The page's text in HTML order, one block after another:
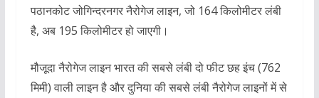
पठानकोट जोगिन्दरनगर नैरोगेज लाइन, जो 164 किलोमीटर लंबी
है, अब 195 किलोमीटर हो जाएगी।
मौजूदा नैरोगेज लाइन भारत की सबसे लंबी दो फीट छह इंच (762
मिमी) वाली लाइन है और दुनिया की सबसे लंबी नैरोगेज लाइनों में से